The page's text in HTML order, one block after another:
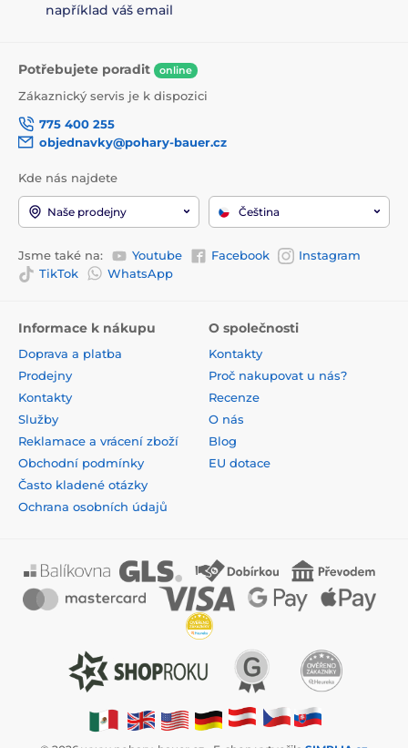
například váš email
Potřebujete poradit online
Zákaznický servis je k dispozici
775 400 255
objednavky@pohary-bauer.cz
Kde nás najdete
Naše prodejny Čeština
Jsme také na: Youtube Facebook
Instagram
TikTok
WhatsApp
Informace k nákupu
Doprava a platba
Prodejny
Kontakty
Služby
Reklamace a vrácení zboží
Obchodní podmínky
Často kladené otázky
Ochrana osobních údajů
O společnosti
Kontakty
Proč nakupovat u nás?
Recenze
O nás
Blog
EU dotace